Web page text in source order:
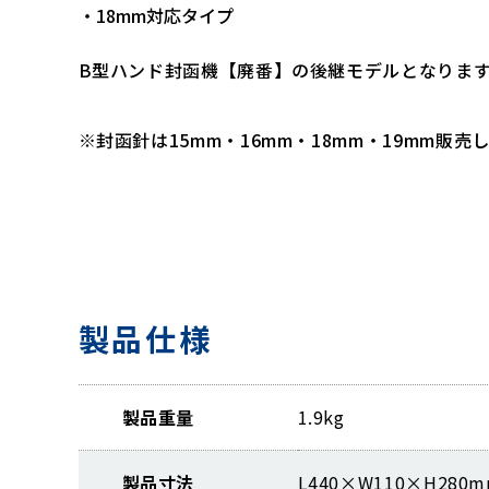
・18mm対応タイプ
B型ハンド封函機【廃番】の後継モデルとなります
※封函針は15mm・16mm・18mm・19mm販売
製品仕様
製品重量 1.9kg
製品寸法